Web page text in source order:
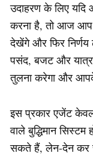
उदाहरण के लिए
करना है, तो आज आप
देखेंगे और फिर
पसंद, बजट और
तुलना करेगा और
इस प्रकार एजेंट केवल
वाले बुद्धिमान
सकते हैं, लेन-देन कर